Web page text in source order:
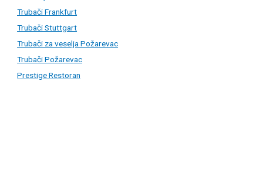
Trubači Frankfurt
Trubači Stuttgart
Trubači za veselja Požarevac
Trubači Požarevac
Prestige Restoran